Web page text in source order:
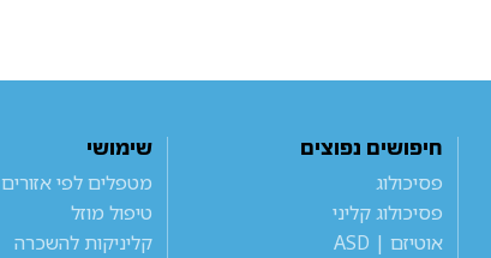
חיפושים נפוצים
פסיכולוג
פסיכולוג קליני
אוטיזם | ASD
שימושי
מטפלים לפי אזורים
טיפול מוזל
קליניקות להשכרה